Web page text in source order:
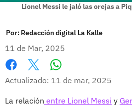
Lionel Messi le jaló las orejas a
Por: Redacción digital La Kalle
11 de Mar, 2025
Facebook
X
Actualizado: 11 de mar, 2025
La relación entre Lionel Messi y